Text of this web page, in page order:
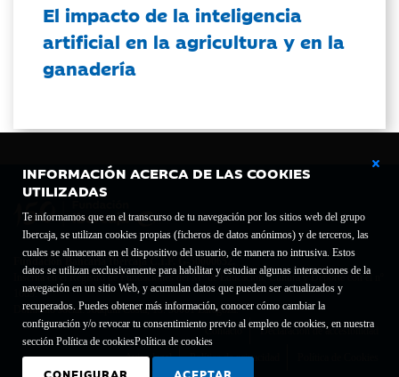
INFORMACIÓN ACERCA DE LAS COOKIES
UTILIZADAS
Te informamos que en el transcurso de tu navegación por los sitios web del grupo
Ibercaja, se utilizan cookies propias (ficheros de datos anónimos) y de terceros, las
cuales se almacenan en el dispositivo del usuario, de manera no intrusiva. Estos
datos se utilizan exclusivamente para habilitar y estudiar algunas interacciones de la
navegación en un sitio Web, y acumulan datos que pueden ser actualizados y
recuperados. Puedes obtener más información, conocer cómo cambiar la
configuración y/o revocar tu consentimiento previo al empleo de cookies, en nuestra
sección Política de cookiesPolítica de cookies
CONFIGURAR ACEPTAR
El impacto de la inteligencia
artificial en la agricultura y en la
ganadería
Fundación Bancaria Ibercaja C.I.F. G-50000652.
Inscrita en el Registro de Fundaciones del Mº de Educación, Cultura y Deporte con el nº
1689.
Domicilio social: Joaquín Costa, 13. 50001 Zaragoza.
Contacto
Declaración de accesibilidad
Aviso legal Política de privacidad